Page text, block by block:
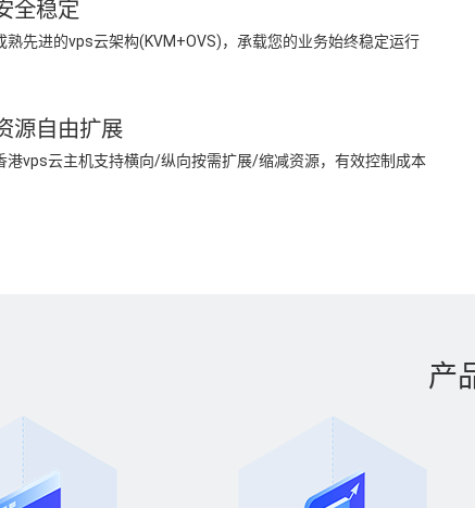
全稳定
熟先进的vps云架构(KVM+OVS)，承载您的业务始终稳定运行
源自由扩展
港vps云主机支持横向/纵向按需扩展/缩减资源，有效控制成本
产